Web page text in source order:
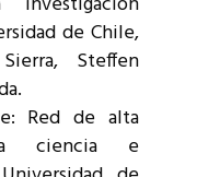
de Chile,
Steffen
Red de alta
ciencia e